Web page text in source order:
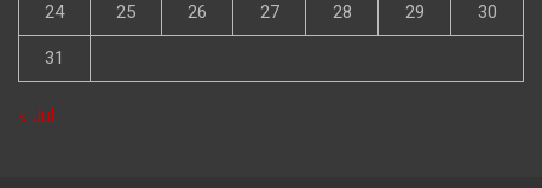
24 25 26 27 28 29 30
31
« Jul